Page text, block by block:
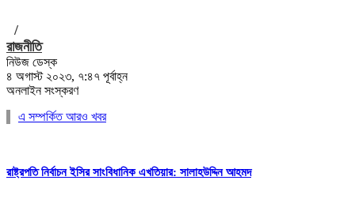
/
রাজনীতি
নিউজ ডেস্ক
৪ অগাস্ট ২০২৩, ৭:৪৭ পূর্বাহ্ন
অনলাইন সংস্করণ
এ সম্পর্কিত আরও খবর
রাষ্ট্রপতি নির্বাচন ইসির সাংবিধানিক এখতিয়ার: সালাহউদ্দিন আহমদ